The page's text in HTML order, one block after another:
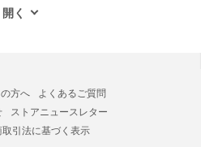
方へ
よくあるご質問
ストアニュースレター
取引法に基づく表示